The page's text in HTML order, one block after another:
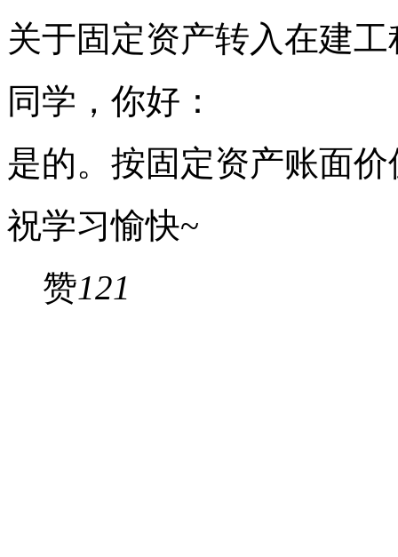
关于固定资产转入在建
同学，你好：
是的。按固定资产账面
祝学习愉快~
赞121